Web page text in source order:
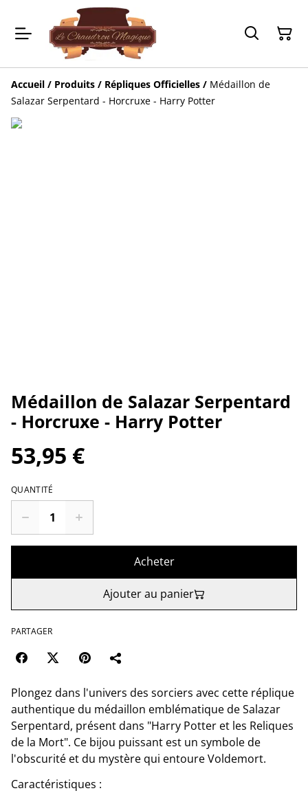
Accueil / Produits / Répliques Officielles / Médaillon de
Salazar Serpentard - Horcruxe - Harry Potter
Médaillon de Salazar Serpentard
- Horcruxe - Harry Potter
53,95 €
QUANTITÉ
Acheter
Ajouter au panier
PARTAGER
Plongez dans l'univers des sorciers avec cette réplique
authentique du médaillon emblématique de Salazar
Serpentard, présent dans "Harry Potter et les Reliques
de la Mort". Ce bijou puissant est un symbole de
l'obscurité et du mystère qui entoure Voldemort.
Caractéristiques :